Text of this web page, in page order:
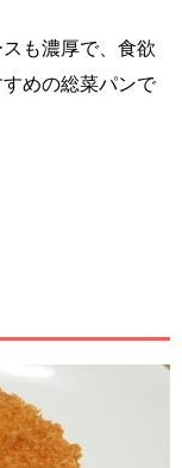
も濃厚で、食欲
めの総菜パンで